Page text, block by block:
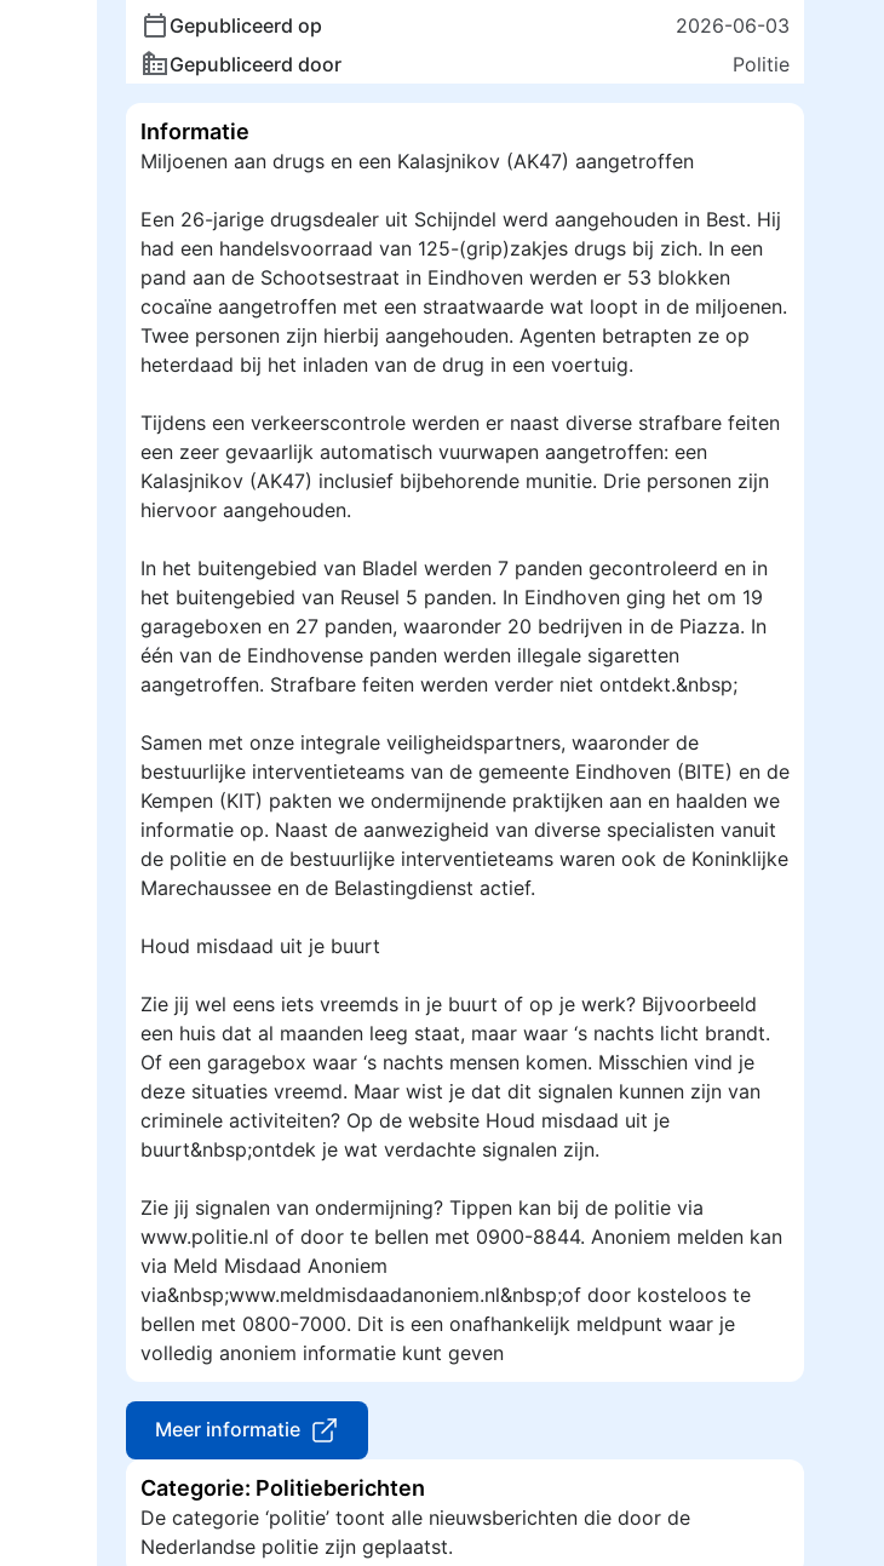
Gepubliceerd op
2026-06-03
Gepubliceerd door
Politie
Informatie
Miljoenen aan drugs en een Kalasjnikov (AK47) aangetroffen
Een 26-jarige drugsdealer uit Schijndel werd aangehouden in Best. Hij
had een handelsvoorraad van 125-(grip)zakjes drugs bij zich. In een
pand aan de Schootsestraat in Eindhoven werden er 53 blokken
cocaïne aangetroffen met een straatwaarde wat loopt in de miljoenen.
Twee personen zijn hierbij aangehouden. Agenten betrapten ze op
heterdaad bij het inladen van de drug in een voertuig.
Tijdens een verkeerscontrole werden er naast diverse strafbare feiten
een zeer gevaarlijk automatisch vuurwapen aangetroffen: een
Kalasjnikov (AK47) inclusief bijbehorende munitie. Drie personen zijn
hiervoor aangehouden.
In het buitengebied van Bladel werden 7 panden gecontroleerd en in
het buitengebied van Reusel 5 panden. In Eindhoven ging het om 19
garageboxen en 27 panden, waaronder 20 bedrijven in de Piazza. In
één van de Eindhovense panden werden illegale sigaretten
aangetroffen. Strafbare feiten werden verder niet ontdekt.&nbsp;
Samen met onze integrale veiligheidspartners, waaronder de
bestuurlijke interventieteams van de gemeente Eindhoven (BITE) en de
Kempen (KIT) pakten we ondermijnende praktijken aan en haalden we
informatie op. Naast de aanwezigheid van diverse specialisten vanuit
de politie en de bestuurlijke interventieteams waren ook de Koninklijke
Marechaussee en de Belastingdienst actief.
Houd misdaad uit je buurt
Zie jij wel eens iets vreemds in je buurt of op je werk? Bijvoorbeeld
een huis dat al maanden leeg staat, maar waar ‘s nachts licht brandt.
Of een garagebox waar ‘s nachts mensen komen. Misschien vind je
deze situaties vreemd. Maar wist je dat dit signalen kunnen zijn van
criminele activiteiten? Op de website Houd misdaad uit je
buurt&nbsp;ontdek je wat verdachte signalen zijn.
Zie jij signalen van ondermijning? Tippen kan bij de politie via
www.politie.nl of door te bellen met 0900-8844. Anoniem melden kan
via Meld Misdaad Anoniem
via&nbsp;www.meldmisdaadanoniem.nl&nbsp;of door kosteloos te
bellen met 0800-7000. Dit is een onafhankelijk meldpunt waar je
volledig anoniem informatie kunt geven
Meer informatie
Categorie: Politieberichten
De categorie ‘politie’ toont alle nieuwsberichten die door de
Nederlandse politie zijn geplaatst.